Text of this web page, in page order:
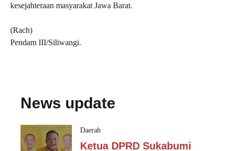
kesejahteraan masyarakat Jawa Barat.
(Rach)
Pendam III/Siliwangi.
News update
Daerah
Ketua DPRD Sukabumi